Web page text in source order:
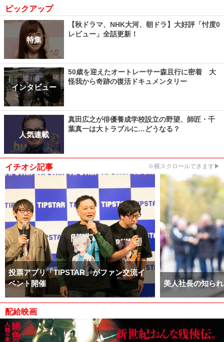
ピックアップ
特集
【秋ドラマ、NHK大河、朝ドラ】大好評「忖度0
レビュー」全話更新！
インタビュー
50歳を迎えたオートレーサー森且行に密着 大
怪我から奇跡の復活ドキュメンタリー
人気連載
真田広之が俳優養成学校設立の野望、師匠・千
葉真一は大トラブルに…どうなる？
イチオシ記事 ※横スクロールできます▶
投票アプリ「TIPSTAR」がファン交流イ
ベント開催
美人社長の知ら
配給映画